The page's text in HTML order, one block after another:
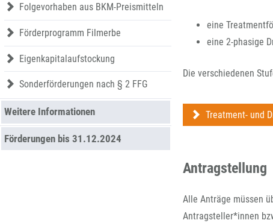
eine
eine 2-phasige
Die verschiedenen
Treatment- und
Antragstellung
Alle Anträge müssen
Antragsteller*innen
Folgevorhaben aus BKM-Preismitteln
Förderprogramm Filmerbe
Eigenkapitalaufstockung
Sonderförderungen nach § 2 FFG
Weitere Informationen
Förderungen bis 31.12.2024